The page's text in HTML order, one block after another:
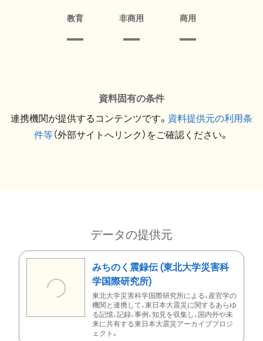
教育 非商用 商用
資料固有の条件
連携機関が提供するコンテンツです。 資料提供元の利用条
件等（外部サイトへリンク）をご確認ください。
データの提供元
みちのく震録伝 (東北大学災害科
学国際研究所)
東北大学災害科学国際研究所による、産官学の
機関と連携して、東日本大震災に関するあらゆ
る記憶、記録、事例、知見を収集し、国内外や未
来に共有する東日本大震災アーカイブプロジ
ェクト。